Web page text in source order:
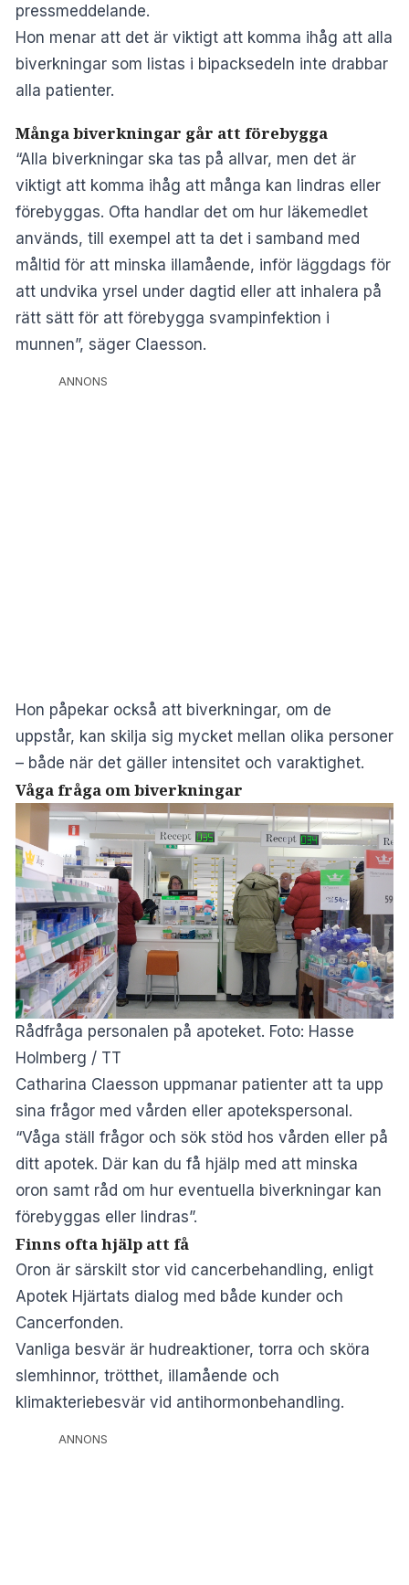
pressmeddelande.
Hon menar att det är viktigt att komma ihåg att alla
biverkningar som listas i bipacksedeln inte drabbar
alla patienter.
Många biverkningar går att förebygga
“Alla biverkningar ska tas på allvar, men det är
viktigt att komma ihåg att många kan lindras eller
förebyggas. Ofta handlar det om hur läkemedlet
används, till exempel att ta det i samband med
måltid för att minska illamående, inför läggdags för
att undvika yrsel under dagtid eller att inhalera på
rätt sätt för att förebygga svampinfektion i
munnen”, säger Claesson.
ANNONS
Hon påpekar också att biverkningar, om de
uppstår, kan skilja sig mycket mellan olika personer
– både när det gäller intensitet och varaktighet.
Våga fråga om biverkningar
Rådfråga personalen på apoteket. Foto: Hasse
Holmberg / TT
Catharina Claesson uppmanar patienter att ta upp
sina frågor med vården eller apotekspersonal.
“Våga ställ frågor och sök stöd hos vården eller på
ditt apotek. Där kan du få hjälp med att minska
oron samt råd om hur eventuella biverkningar kan
förebyggas eller lindras”.
Finns ofta hjälp att få
Oron är särskilt stor vid cancerbehandling, enligt
Apotek Hjärtats dialog med både kunder och
Cancerfonden.
Vanliga besvär är hudreaktioner, torra och sköra
slemhinnor, trötthet, illamående och
klimakteriebesvär vid antihormonbehandling.
ANNONS